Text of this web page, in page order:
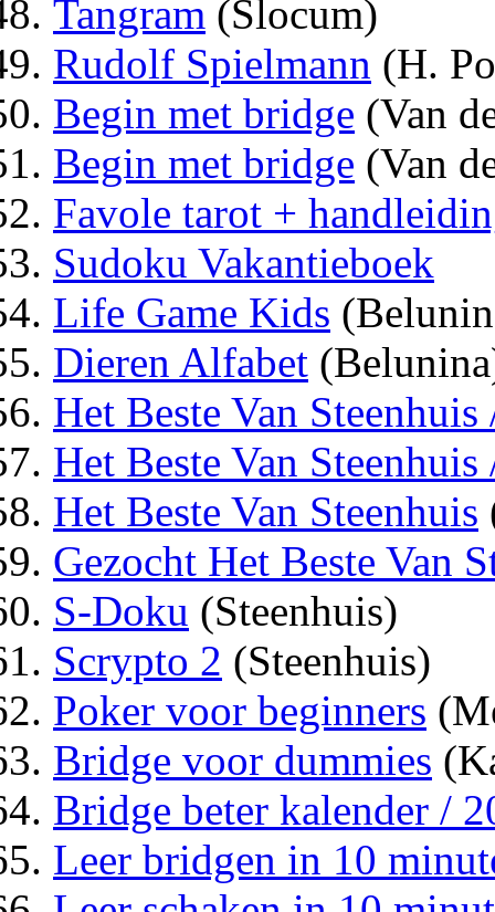
Tangram (Slocum)
Rudolf Spielmann (H.
Begin met bridge (Van
Begin met bridge (Van
Favole tarot +
Sudoku Vakantieboek
Life Game Kids
Dieren Alfabet
Het Beste Van
Het Beste Van
Het Beste Van Steenhuis
Gezocht Het Beste Van
S-Doku (Steenhuis)
Scrypto 2 (Steenhuis)
Poker voor beginners
Bridge voor dummies
Bridge beter kalender /
Leer bridgen in 10